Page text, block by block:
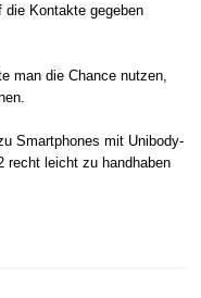
Kontakte gegeben
man die Chance nutzen,
Smartphones mit Unibody-
recht leicht zu handhaben